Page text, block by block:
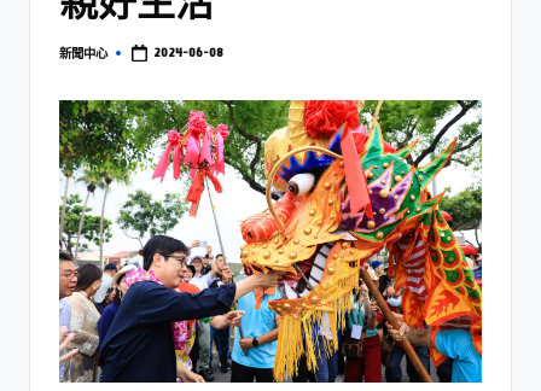
新聞中心 2024-06-08